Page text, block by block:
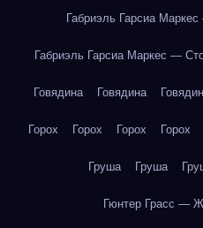
Габриэль Гарсиа
Габриэль Гарсиа Маркес —
Говядина Говядина
Горох Горох Горох Горох
Груша Груша
Гюнтер Грасс —